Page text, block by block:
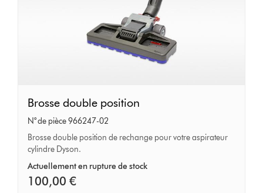
Brosse
double
position
Brosse double position
N° de pièce 966247-02
Brosse double position de rechange pour votre aspirateur
cylindre Dyson.
Actuellement en rupture de stock
100,00 €